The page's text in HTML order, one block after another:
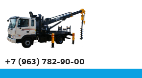
+7 (963) 782-90-00